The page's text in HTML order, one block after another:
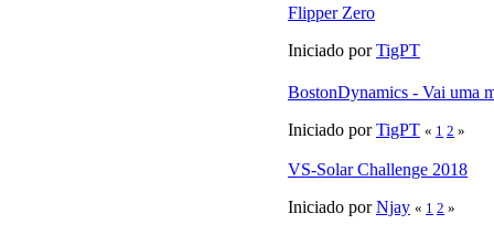
Flipper Zero
Iniciado porTigPT
BostonDynamics - Vai uma
Iniciado porTigPT « 1 2 »
VS-Solar Challenge 2018
Iniciado porNjay « 1 2 »